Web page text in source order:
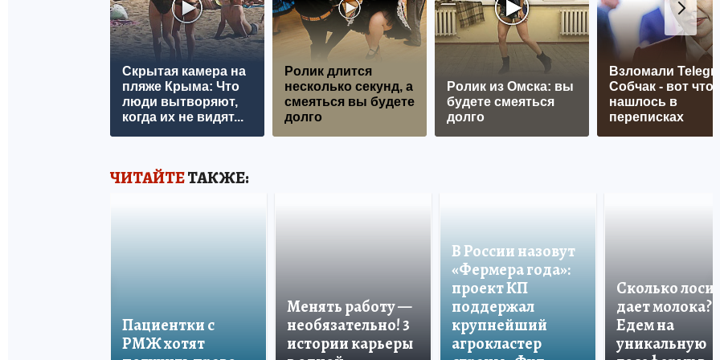
Скрытая камера на
пляже Крыма: Что
люди вытворяют,
когда их не видят...
Ролик длится
несколько секунд, а
смеяться вы будете
долго
Ролик из Омска: вы
будете смеяться
долго
Взломали
Собчак - вот что
нашлось в
переписках
ЧИТАЙТЕТАКЖЕ:
Пациентки с
РМЖ хотят
Менять работу —
необязательно! 3
истории карьеры
В России назовут
«Фермера года»:
проект КП
поддержал
крупнейший
агрокластер
Сколько лосиха
дает молока?
Едем на
уникальную